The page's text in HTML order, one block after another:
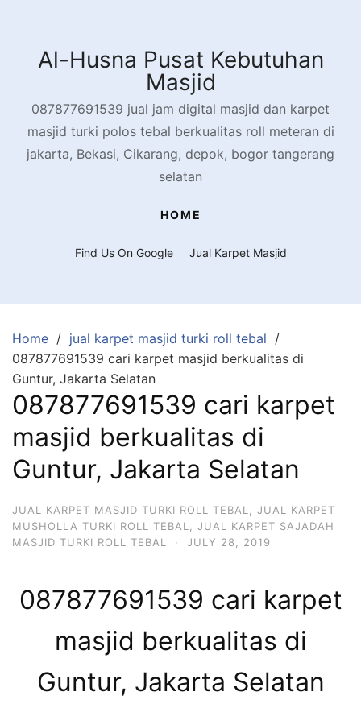
contentAl-Husna Pusat Kebutuhan
Masjid
087877691539 jual jam digital masjid dan karpet
masjid turki polos tebal berkualitas roll meteran di
jakarta, Bekasi, Cikarang, depok, bogor tangerang
selatan
HOME
Find Us On Google Jual Karpet Masjid
Home
jual karpet masjid turki roll tebal
087877691539 cari karpet masjid berkualitas di
Guntur, Jakarta Selatan
087877691539 cari karpet
masjid berkualitas di
Guntur, Jakarta Selatan
JUAL KARPET MASJID TURKI ROLL TEBAL
JUAL KARPET
MUSHOLLA TURKI ROLL TEBAL
JUAL KARPET SAJADAH
MASJID TURKI ROLL TEBAL
· JULY 28, 2019
087877691539 cari karpet
masjid berkualitas di
Guntur, Jakarta Selatan